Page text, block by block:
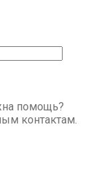
помощь?
контактам.